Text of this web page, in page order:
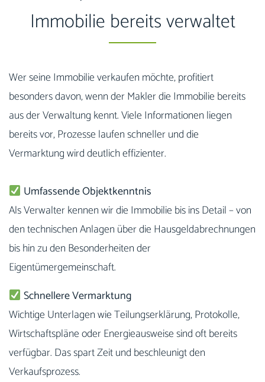
Immobilie bereits verwaltet
Wer seine Immobilie verkaufen möchte, profitiert
besonders davon, wenn der Makler die Immobilie bereits
aus der Verwaltung kennt. Viele Informationen liegen
bereits vor, Prozesse laufen schneller und die
Vermarktung wird deutlich effizienter.
Umfassende Objektkenntnis
Als Verwalter kennen wir die Immobilie bis ins Detail – von
den technischen Anlagen über die Hausgeldabrechnungen
bis hin zu den Besonderheiten der
Eigentümergemeinschaft.
Schnellere Vermarktung
Wichtige Unterlagen wie Teilungserklärung, Protokolle,
Wirtschaftspläne oder Energieausweise sind oft bereits
verfügbar. Das spart Zeit und beschleunigt den
Verkaufsprozess.